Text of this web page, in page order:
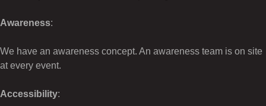
Awareness:
We have an awareness concept. An awareness team is on site
at every event.
Accessibility: